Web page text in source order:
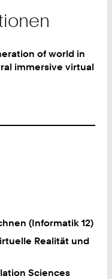
of world in
immersive virtual
(Informatik 12)
Realität und
Sciences